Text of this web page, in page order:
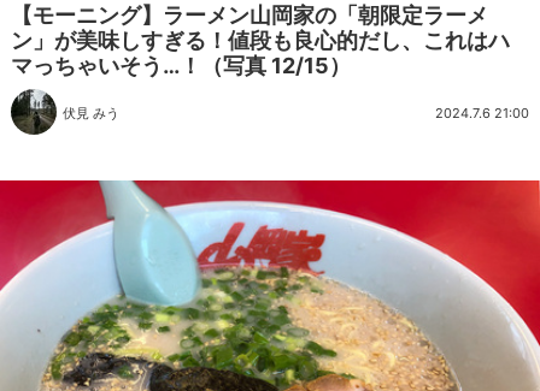
【モーニング】ラーメン山岡家の「朝限定ラーメ
ン」が美味しすぎる！値段も良心的だし、これはハ
マっちゃいそう…！（写真 12/15）
伏見 みう 2024.7.6 21:00